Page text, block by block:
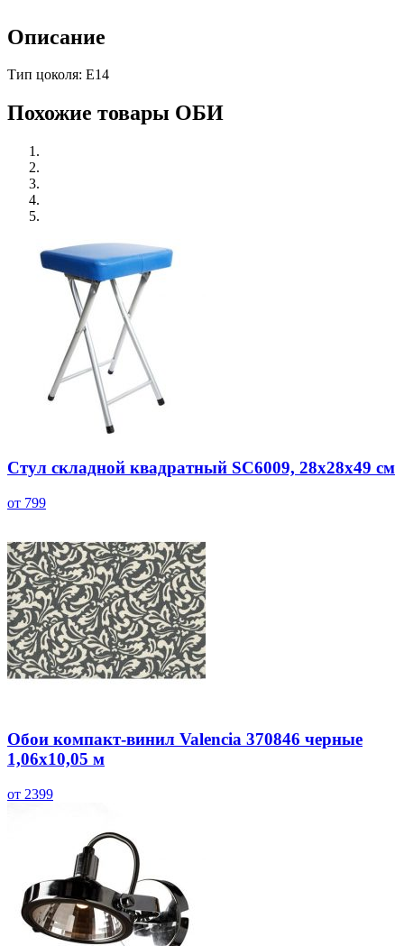
Описание
Тип цоколя: E14
Похожие товары ОБИ
Стул складной квадратный SC6009, 28x28x49 см
от 799
Обои компакт-винил Valencia 370846 черные
1,06х10,05 м
от 2399